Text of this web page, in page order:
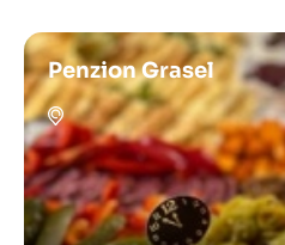
Penzion Grasel